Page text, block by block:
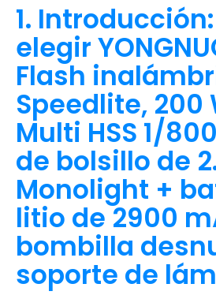
1.
elegir
Flash
Speedlite, 200
Multi HSS 1/
de bolsillo de
Monolight +
litio de 2900
bombilla
soporte de